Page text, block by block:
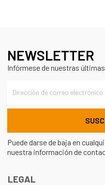
NEWSLETTER
Infórmese de nuestras
Puede darse de baja en
nuestra información de
LEGAL